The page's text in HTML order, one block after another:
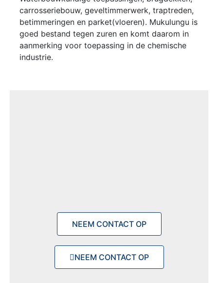
carrosseriebouw, geveltimmerwerk, traptreden,
betimmeringen en parket(vloeren). Mukulungu is
goed bestand tegen zuren en komt daarom in
aanmerking voor toepassing in de chemische
industrie.
NEEM CONTACT OP
NEEM CONTACT OP